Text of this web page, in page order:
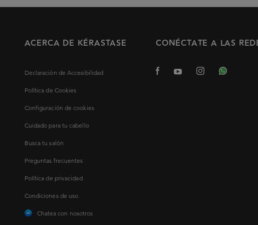
ACERCA DE KÉRASTASE
Declaración de Accesibilidad
Política de Cookies
Configuración de cookies
Cuidado para tu cabello
Busca tu salón
Preguntas frecuentes
Política de privacidad
Condiciones de uso
Chatea con nosotros
CONÉCTATE A LAS